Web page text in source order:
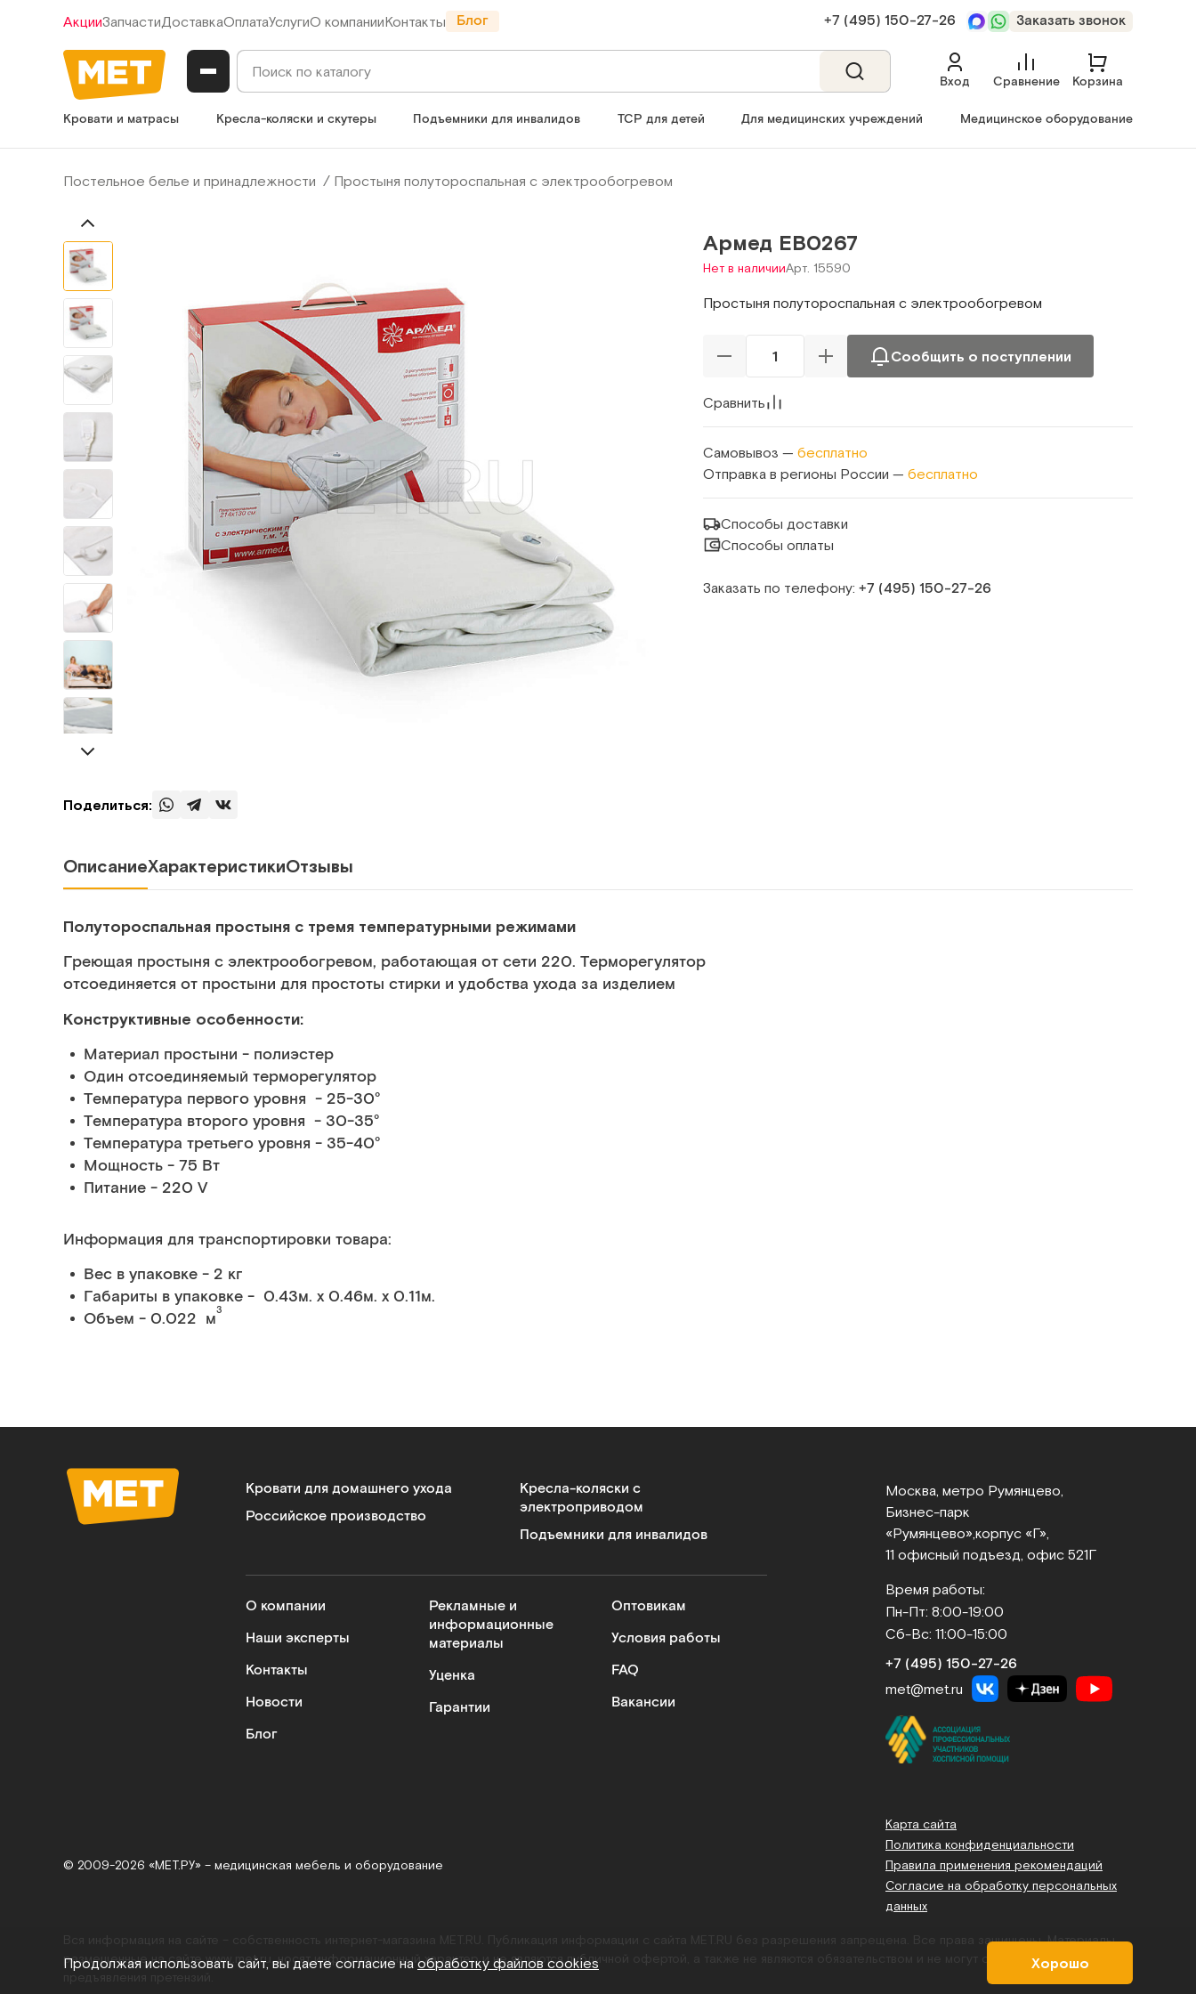
АкцииЗапчастиДоставкаОплатаУслугиО компанииКонтакты Блог +7 (495) 150‑27‑26 Заказать звонок
Вход Сравнение Корзина
Кровати и матрасы Кресла-коляски и скутеры Подъемники для инвалидов ТСР для детей Для медицинских учреждений Медицинское оборудование
Постельное белье и принадлежности Простыня полутороспальная с электрообогревом
Поделиться:
Армед EB0267
Нет в наличииАрт. 15590
Простыня полутороспальная с электрообогревом
Сообщить о поступлении
Сравнить
Самовывоз — бесплатно
Отправка в регионы России — бесплатно
Способы доставки
Способы оплаты
Заказать по телефону: +7 (495) 150‑27‑26
ОписаниеХарактеристикиОтзывы
Полутороспальная простыня с тремя температурными режимами
Греющая простыня с электрообогревом, работающая от сети 220. Терморегулятор
отсоединяется от простыни для простоты стирки и удобства ухода за изделием
Конструктивные особенности:
Материал простыни - полиэстер
Один отсоединяемый терморегулятор
Температура первого уровня - 25-30°
Температура второго уровня - 30-35°
Температура третьего уровня - 35-40°
Мощность - 75 Вт
Питание - 220 V
Информация для транспортировки товара:
Вес в упаковке - 2 кг
Габариты в упаковке - 0.43м. x 0.46м. x 0.11м.
Объем - 0.022 м3
Кровати для домашнего ухода
Российское производство
Кресла-коляски с
электроприводом
Подъемники для инвалидов
О компании
Наши эксперты
Контакты
Новости
Блог
Рекламные и
информационные
материалы
Уценка
Гарантии
Оптовикам
Условия работы
FAQ
Вакансии
Москва, метро Румянцево,
Бизнес‑парк
«Румянцево», корпус «Г»,
11 офисный подъезд, офис 521Г
Время работы:
Пн-Пт: 8:00-19:00
Сб-Вс: 11:00-15:00
+7 (495) 150‑27‑26
met@met.ru
© 2009-2026 «МЕТ.РУ» – медицинская мебель и оборудование
Карта сайта
Политика конфиденциальности
Правила применения рекомендаций
Согласие на обработку персональных
данных
Вся информация на сайте – собственность интернет-магазина MET.RU. Публикация информации с сайта MET.RU без разрешения запрещена. Все права защищены.Материалы,
размещенные на сайтеwww.met.ru , носят информационный характер и не являются публичной офертой, а также не являются обязательством и не могут служить основанием для
Продолжая использовать сайт, вы даете согласие на обработку файлов cookies Хорошо